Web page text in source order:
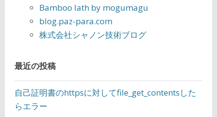
Bamboo lath by mogumagu
blog.paz-para.com
株式会社シャノン技術ブログ
最近の投稿
自己証明書のhttpsに対してfile_get_contentsした
らエラー